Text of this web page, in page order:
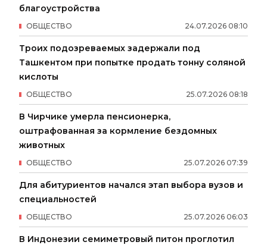
благоустройства
24.07.2026 08:10
ОБЩЕСТВО
Троих подозреваемых задержали под
Ташкентом при попытке продать тонну соляной
кислоты
25.07.2026 08:18
ОБЩЕСТВО
В Чирчике умерла пенсионерка,
оштрафованная за кормление бездомных
животных
25.07.2026 07:39
ОБЩЕСТВО
Для абитуриентов начался этап выбора вузов и
специальностей
25.07.2026 06:03
ОБЩЕСТВО
В Индонезии семиметровый питон проглотил